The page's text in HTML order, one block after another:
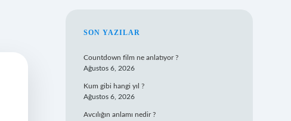
SIDEBAR
SON YAZILAR
Countdown film ne anlatıyor ?
Ağustos 6, 2026
Kum gibi hangi yıl ?
Ağustos 6, 2026
Avcılığın anlamı nedir ?